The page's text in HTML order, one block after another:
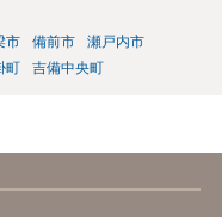
市 備前市
瀬戸内市
町 吉備中央町